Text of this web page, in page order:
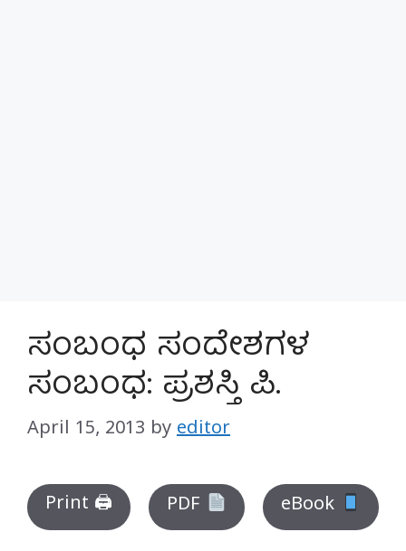
ಸಂಬಂಧ ಸಂದೇಶಗಳ
ಸಂಬಂಧ: ಪ್ರಶಸ್ತಿ ಪಿ.
April 15, 2013 by editor
Print 🖨 PDF eBook